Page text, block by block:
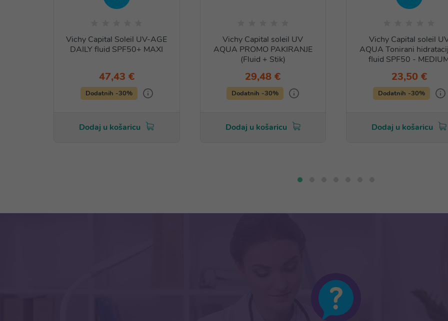
Vichy Capital Soleil UV-AGE
DAILY fluid SPF50+ MAXI
47,43 €
Dodatnih -30%
Dodaj u košaricu
Vichy Capital soleil UV
AQUA PROMO PAKIRANJE
(Fluid + Stik)
29,48 €
Dodatnih -30%
Dodaj u košaricu
Vichy Capital soleil
AQUA Tonirani
fluid SPF50 -
23,50 €
Dodatnih -30%
Dodaj u košaricu